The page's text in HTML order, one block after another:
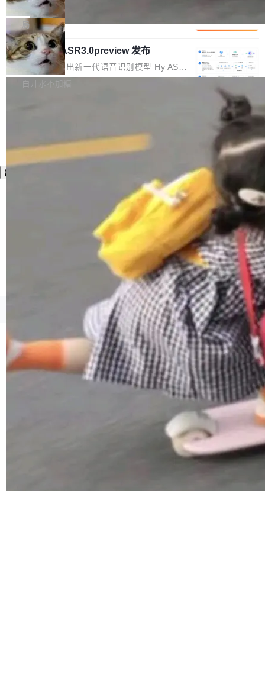
代码检索手段（如关键词匹配、目录遍历）仅能
在语法层面完成文本定位，难以触及代码的语义
内涵与结构关联，导致开发者使用代码智能体在
理解大规模代码仓时面临显著"代码仓理解"瓶
颈。 代码仓深度理解服务（以下简称" CodeBas
e深度理解服务"）是华为云码道（CodeA...
短剧部门，有互联网大厂背景。在公司内部架构
调整期间，部门三次通知全员将数据从A集群迁
移到B集群，王某都回复了"收到"。 他没有迁移
数据。2024年9月3日下午4点，他使用此前登录
的账号密码进入A集群，输入了一条被程序员圈
称为"删库跑路"的命令——最高管理员权限、无
che 量化 + 权重压缩，吞吐量提升 4
1%，成本降 30%
Kimi 和 GLM 是当前最强的大模型系列之一，但
它们有一个共同的问题：太吃显存了。月之暗面
的 Kimi K 系列和智谱的 GLM 都是长上下文、M
oE 架构的大模型，好用到让人上瘾，但 GPU 显
存永远不够用。 Cloudflare 的 Workers AI 团队
一直在跑这些模型的推理。他们在官方博客上发
整性保护。效果是：吞吐量提升 41%，每 token
成本降低 30%，精度不变。 FP8 省的不仅是显
存 KV cache 是推理时最吃显...
局
腾讯混元 Hy ASR3.0preview 发布
腾讯混元正式推出新一代语音识别模型 Hy ASR
3.0preview。基于最新一代大语言模型 Hy3 的
让语音识别不再只是听清，而是真正听懂。通过
先理解你的语境和意图，再把准确的文字直接给
到你。从“逐字转写、单点优化”演进为“理解语
境、兼容场景、一键直出”。 Hy ASR 3.0 previe
w 不要求标准普通话，方言识别覆盖粤语、吴语
等 10 大方言片区和 20 余个二级小片区。在开
源评测集中，Hy ASR 3.0 preview 在多语种的
白开水不加糖
©OSCHINA(OSChina.NET) 京ICP备2025119063号